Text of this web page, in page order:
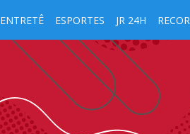
ENTRETÊ ESPORTES JR 24H